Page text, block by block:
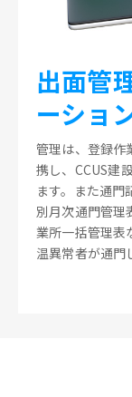
出面管
ーショ
管理は、登録作
携し、CCUS建
ます。また通門
別月次通門管理
業所一括管理表
温異常者が通門